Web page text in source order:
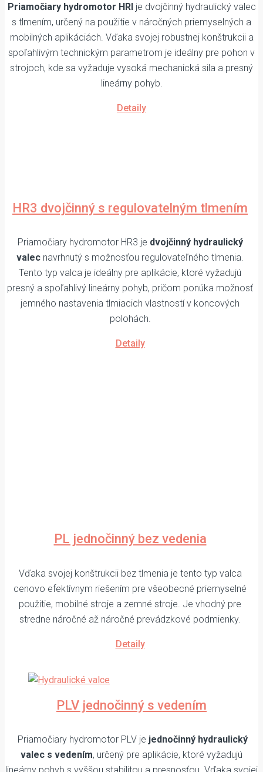
Priamočiary hydromotor HRIje dvojčinný hydraulický valec
s tlmením, určený na použitie v náročných priemyselných a
mobilných aplikáciách. Vďaka svojej robustnej konštrukcii a
spoľahlivým technickým parametrom je ideálny pre pohon v
strojoch, kde sa vyžaduje vysoká mechanická sila a presný
lineárny pohyb.
Detaily
HR3 dvojčinný s regulovatelným tlmením
Priamočiary hydromotor HR3 je dvojčinný hydraulický
valec navrhnutý s možnosťou regulovateľného tlmenia.
Tento typ valca je ideálny pre aplikácie, ktoré vyžadujú
presný a spoľahlivý lineárny pohyb, pričom ponúka možnosť
jemného nastavenia tlmiacich vlastností v koncových
polohách.
Detaily
PL jednočinný bez vedenia
Vďaka svojej konštrukcii bez tlmenia je tento typ valca
cenovo efektívnym riešením pre všeobecné priemyselné
použitie, mobilné stroje a zemné stroje. Je vhodný pre
stredne náročné až náročné prevádzkové podmienky.
Detaily
PLV jednočinný s vedením
Priamočiary hydromotor PLV je jednočinný hydraulický
valec s vedením, určený pre aplikácie, ktoré vyžadujú